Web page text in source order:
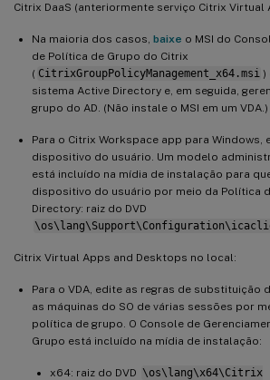
Citrix DaaS (anteriormente serviço Citrix Virtual
Na maioria dos casos, baixe o MSI do
de Política de Grupo do Citrix
( CitrixGroupPolicyManagement_x64.msi )
sistema Active Directory e, em seguida,
grupo do AD. (Não instale o MSI em um VDA.)
Para o Citrix Workspace app para Windows,
dispositivo do usuário. Um modelo
está incluído na mídia de instalação para
dispositivo do usuário por meio da Política
Directory: raiz do DVD
Citrix Virtual Apps and Desktops no local:
Para o VDA, edite as regras de substituição
as máquinas do SO de várias sessões por
política de grupo. O Console de
Grupo está incluído na mídia de instalação:
x64: raiz do DVD \os\lang\x64\Citrix